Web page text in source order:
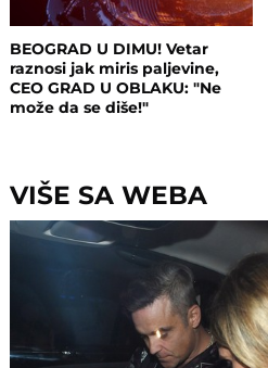
BEOGRAD U DIMU! Vetar
raznosi jak miris paljevine,
CEO GRAD U OBLAKU: "Ne
može da se diše!"
VIŠE SA WEBA